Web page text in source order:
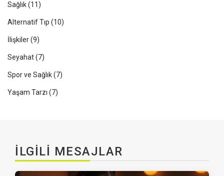
Sağlık(11)
Alternatif Tıp (10)
İlişkiler(9)
Seyahat(7)
Spor ve Sağlık(7)
Yaşam Tarzı (7)
İLGILI MESAJLAR